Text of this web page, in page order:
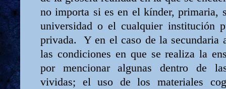
no importa si es en el kínder, primaria,
universidad o el cualquier institución
privada.
Y en el caso de la secundaria
las condiciones en que se realiza la
por mencionar algunas dentro de
vividas; el uso de los materiales